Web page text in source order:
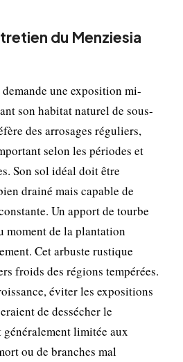
du Menziesia
une exposition mi-
son habitat naturel de sous-
des arrosages réguliers,
selon les périodes et
Son sol idéal doit être
drainé mais capable de
Un apport de tourbe
moment de la plantation
Cet arbuste rustique
froids des régions tempérées.
éviter les expositions
de dessécher le
limitée aux
ou de branches mal